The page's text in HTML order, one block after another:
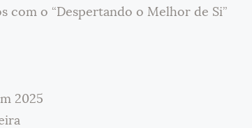
com o “Despertando o Melhor de Si”
2025